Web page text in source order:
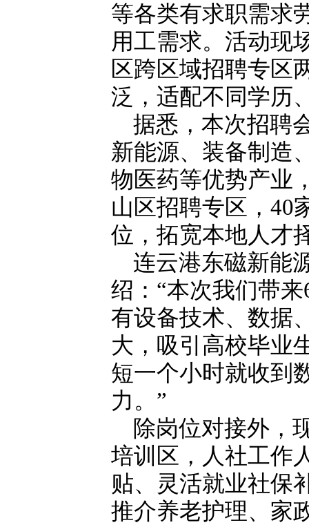
等各类有求职需求
用工需求。活动现
区跨区域招聘专区
泛，适配不同学历
据悉，本次招聘
新能源、装备制造
物医药等优势产业
山区招聘专区，40
位，拓宽本地人才
连云港东磁新能
绍：“本次我们带
有设备技术、数据
大，吸引高校毕业
短一个小时就收到
力。”
除岗位对接外，
培训区，人社工作
贴、灵活就业社保
推介养老护理、家